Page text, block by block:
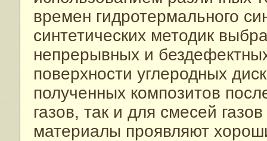
времен гидротермального
синтетических методик
непрерывных и
поверхности углеродных
полученных композитов
газов, так и для смесей
материалы проявляют